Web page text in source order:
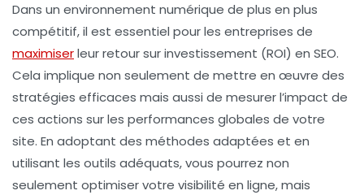
Dans un environnement numérique de plus en plus
compétitif, il est essentiel pour les entreprises de
maximiserleur retour sur investissement (ROI) en SEO.
Cela implique non seulement de mettre en œuvre des
stratégies efficaces mais aussi de mesurer l’impact de
ces actions sur les performances globales de votre
site. En adoptant des méthodes adaptées et en
utilisant les outils adéquats, vous pourrez non
seulement optimiser votre visibilité en ligne, mais